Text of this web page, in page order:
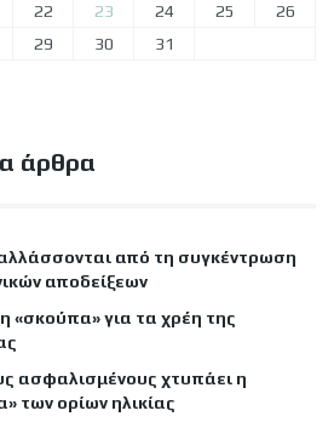
22 23 24 25
26
29 30 31
άρθρα
από τη συγκέντρωση
αποδείξεων
«σκούπα» για τα χρέη της
ασφαλισμένους χτυπάει η
των ορίων ηλικίας